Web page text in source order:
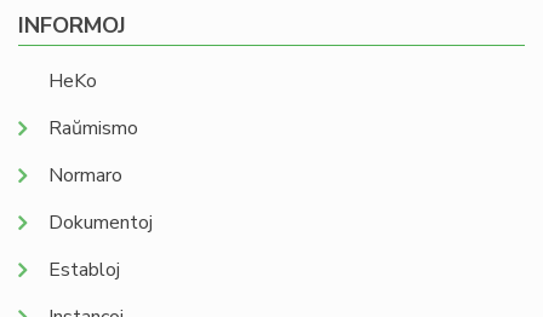
INFORMOJ
HeKo
Raŭmismo
Normaro
Dokumentoj
Establoj